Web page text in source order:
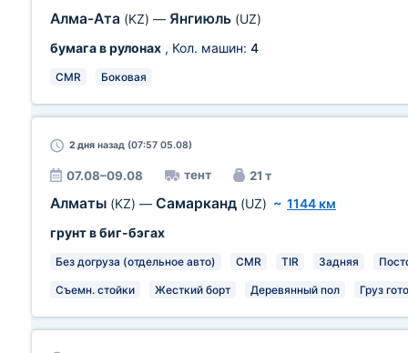
Алма-Ата (KZ) — Янгиюль (UZ)
бумага в рулонах , Кол. машин: 4
CMR Боковая
2 дня назад (07:57 05.08)
07.08–09.08 тент 21 т
Алматы (KZ) — Самарканд (UZ) ~ 1144 км
грунт в биг-бэгах
Без догруза (отдельное авто) CMR TIR Задняя
Съемн. стойки Жесткий борт Деревянный пол Груз